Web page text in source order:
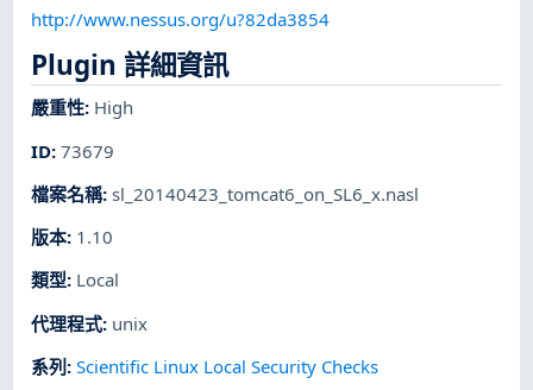
http://www.nessus.org/u?82da3854
Plugin 詳細資訊
嚴重性: High
ID:73679
檔案名稱:sl_20140423_tomcat6_on_SL6_x.nasl
版本: 1.10
類型: Local
代理程式: unix
系列 :Scientific Linux Local Security Checks